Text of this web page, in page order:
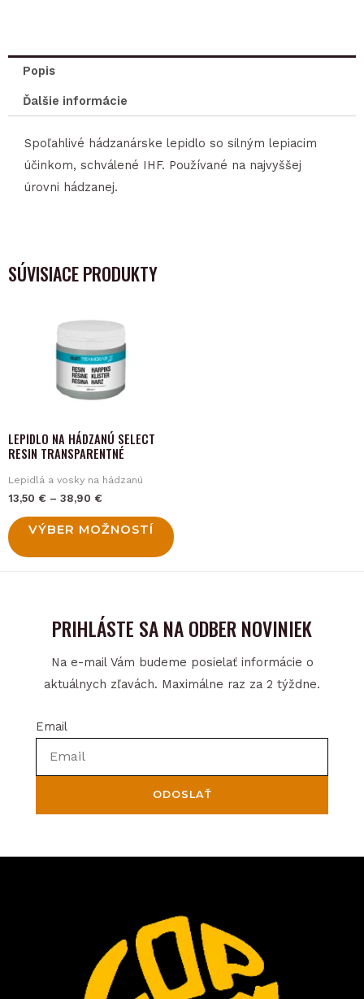
Popis
Ďalšie informácie
Spoľahlivé hádzanárske lepidlo so silným lepiacim
účinkom, schválené IHF. Používané na najvyššej
úrovni hádzanej.
SÚVISIACE PRODUKTY
LEPIDLO NA HÁDZANÚ SELECT
RESIN TRANSPARENTNÉ
Lepidlá a vosky na hádzanú
13,50 € – 38,90 €
VÝBER MOŽNOSTÍ
options
may
be
chosen
on
the
PRIHLÁSTE SA NA ODBER NOVINIEK
Na e-mail Vám budeme posielať informácie o
aktuálnych zľavách. Maximálne raz za 2 týždne.
Email
ODOSLAŤ